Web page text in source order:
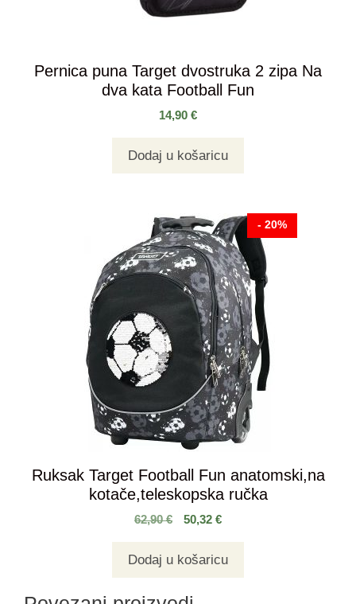
Pernica puna Target dvostruka 2 zipa Na
dva kata Football Fun
14,90 €
Dodaj u košaricu
- 20%
Ruksak Target Football Fun anatomski,na
kotače,teleskopska ručka
62,90€ 50,32 €
Dodaj u košaricu